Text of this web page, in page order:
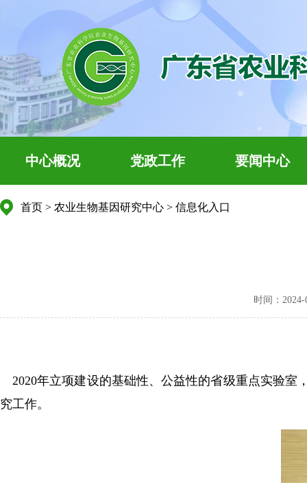
中心概况 党政工作 要闻中心
首页 > 农业生物基因研究中心 > 信息化入口
时间：2024-
2020年立项建设的基础性、公益性的省级重点实验室
究工作。